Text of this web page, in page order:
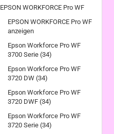
EPSON WORKFORCE Pro WF
EPSON WORKFORCE Pro WF
anzeigen
Epson Workforce Pro WF
3700 Serie (34)
Epson Workforce Pro WF
3720 DW (34)
Epson Workforce Pro WF
3720 DWF (34)
Epson Workforce Pro WF
3720 Serie (34)